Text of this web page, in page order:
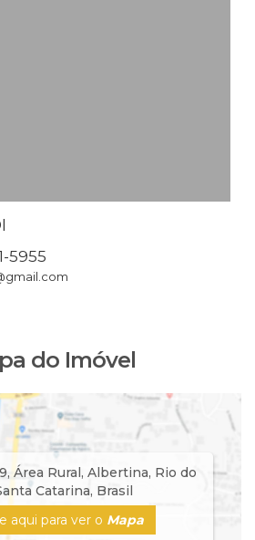
5955
do Imóvel
,Área Rural,Albertina, Rio do
Catarina, Brasil
aqui para ver o Mapa